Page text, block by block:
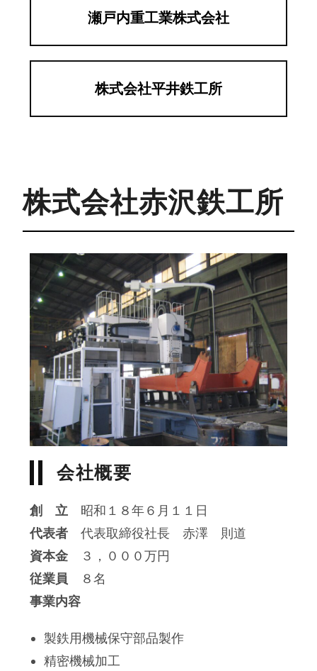
瀬戸内重工業株式会社
株式会社平井鉄工所
株式会社赤沢鉄工所
会社概要
創 立 昭和１８年６月１１日
代表者 代表取締役社長 赤澤 則道
資本金 ３，０００万円
従業員 ８名
事業内容
製鉄用機械保守部品製作
精密機械加工